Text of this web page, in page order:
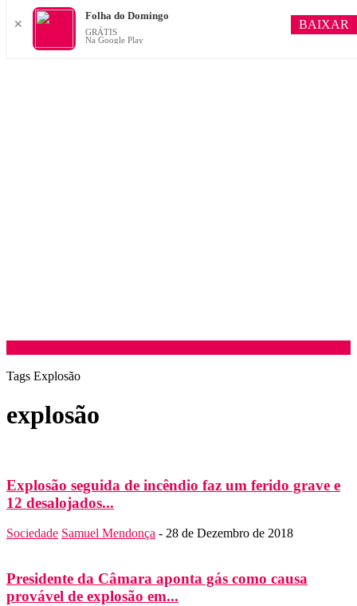
Tags Explosão
explosão
Explosão seguida de incêndio faz um ferido grave e
12 desalojados...
Sociedade Samuel Mendonça - 28 de Dezembro de 2018
Presidente da Câmara aponta gás como causa
provável de explosão em...
✕
Folha do Domingo
GRÁTIS
Na Google Play
BAIXAR